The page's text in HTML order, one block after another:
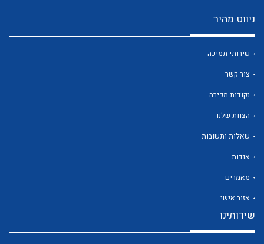
ניווט מהיר
שירותי תמיכה
צור קשר
נקודות מכירה
הצוות שלנו
שאלות ותשובות
אודות
מאמרים
אזור אישי
שירותינו